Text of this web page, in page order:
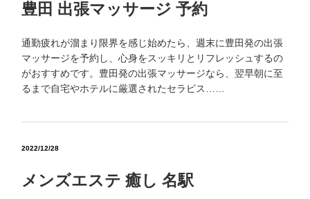
豊田 出張マッサージ 予約
通勤疲れが溜まり限界を感じ始めたら、週末に豊田発の出張
マッサージを予約し、心身をスッキリとリフレッシュするの
がおすすめです。豊田発の出張マッサージなら、翌早朝に至
るまで自宅やホテルに厳選されたセラピス……
2022/12/28
メンズエステ 癒し 名駅